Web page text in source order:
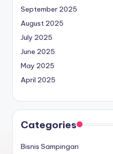
September 2025
August 2025
July 2025
June 2025
May 2025
April 2025
Categories
Bisnis Sampingan